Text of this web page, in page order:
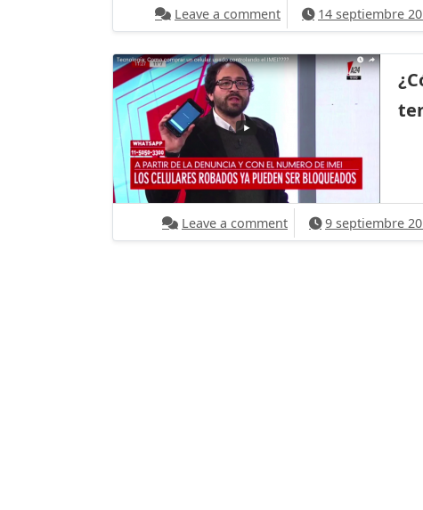
Leave a commenton @lematecno y
14 septiembre
Leave a commenton ¿Cómo comprar
9 septiembre